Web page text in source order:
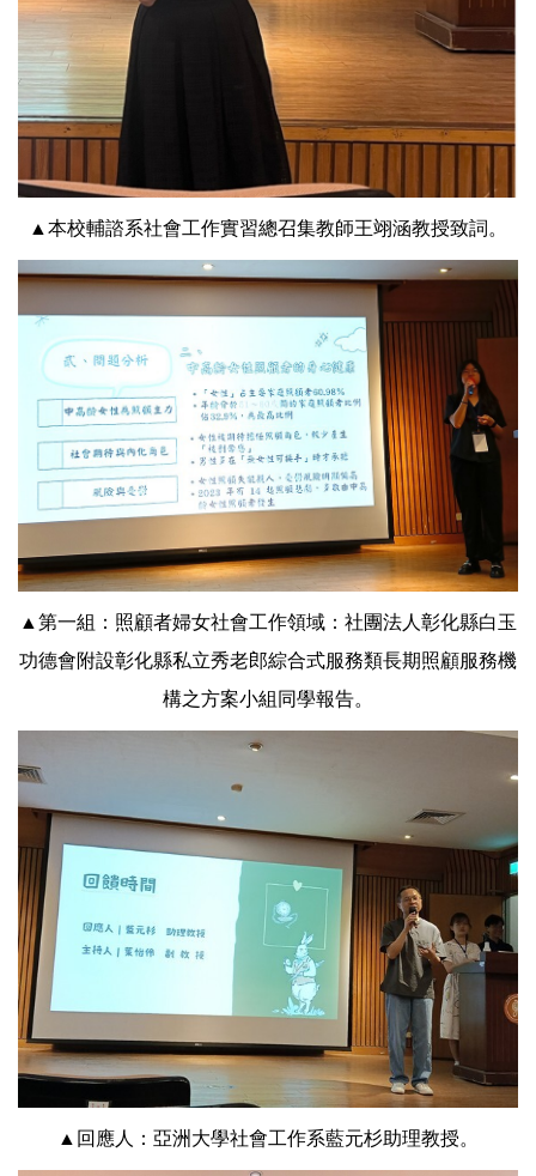
▲本校輔諮系社會工作實習總召集教師王翊涵教授致詞。
▲第一組：照顧者婦女社會工作領域：社團法人彰化縣白玉
功德會附設彰化縣私立秀老郎綜合式服務類長期照顧服務機
構之方案小組同學報告。
▲回應人：亞洲大學社會工作系藍元杉助理教授。